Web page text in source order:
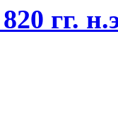
гг.